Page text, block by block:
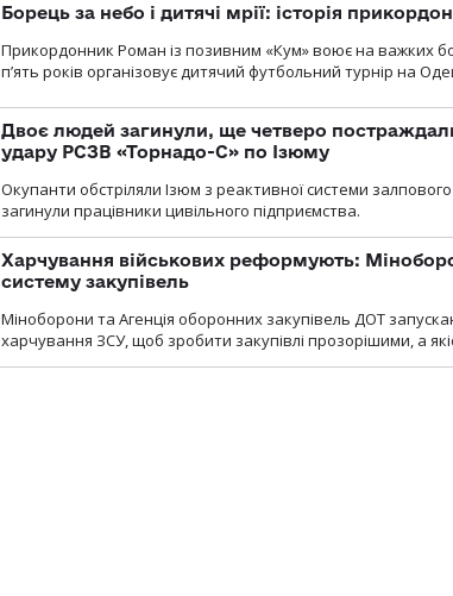
Борець за небо і дитячі мрії: історія
Прикордонник Роман із позивним «Кум» воює на важких
п’ять років організовує дитячий футбольний турнір на
Двоє людей загинули, ще четверо
удару РСЗВ «Торнадо-С» по Ізюму
Окупанти обстріляли Ізюм з реактивної системи
загинули працівники цивільного підприємства.
Харчування військових реформують:
систему закупівель
Міноборони та Агенція оборонних закупівель ДОТ
харчування ЗСУ, щоб зробити закупівлі прозорішими, а